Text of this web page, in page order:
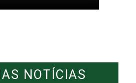
NOTÍCIAS